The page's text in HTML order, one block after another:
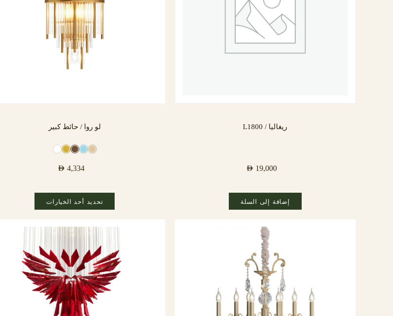
ريغاليا / L1800
AED 19,000
إضافة إلى السلة
لو روا / حائط كبير
AED 4,334
تحديد أحد الخيارات